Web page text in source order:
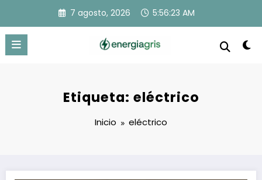
contenido
7 agosto, 2026 5:56:24 AM
Etiqueta: eléctrico
Inicio eléctrico